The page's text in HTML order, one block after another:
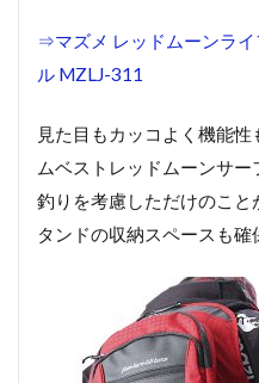
⇒マズメ レッドムーンラ
ル MZLJ-311
見た目もカッコよく機能
ムベストレッドムーンサ
釣りを考慮しただけのこと
タンドの収納スペースも確